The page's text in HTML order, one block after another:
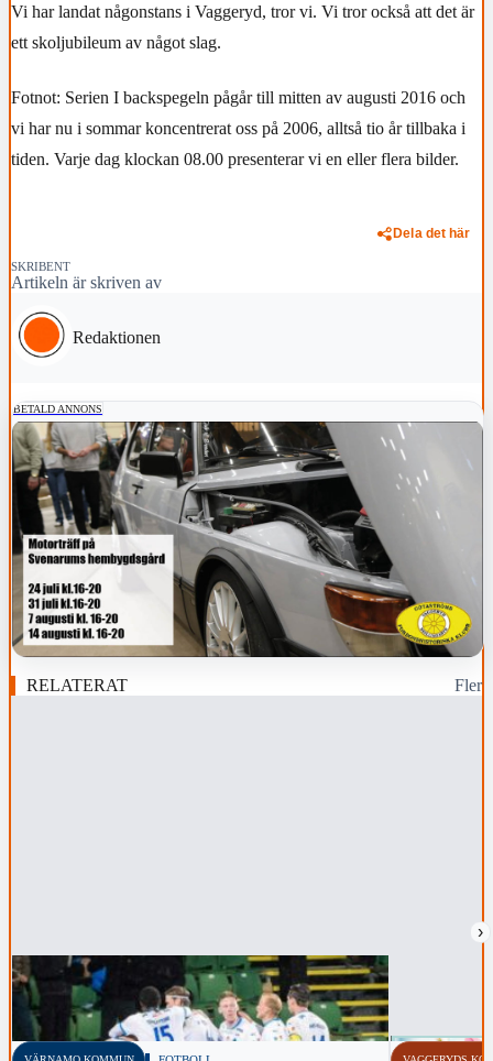
Vi har landat någonstans i Vaggeryd, tror vi. Vi tror också att det är
ett skoljubileum av något slag.
Fotnot: Serien I backspegeln pågår till mitten av augusti 2016 och
vi har nu i sommar koncentrerat oss på 2006, alltså tio år tillbaka i
tiden. Varje dag klockan 08.00 presenterar vi en eller flera bilder.
Dela det här
SKRIBENT
Artikeln är skriven av
Redaktionen
BETALD ANNONS
RELATERAT Fler
›